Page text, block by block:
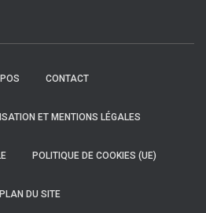
CONTACT
ET MENTIONS LÉGALES
POLITIQUE DE COOKIES (UE)
PLAN DU SITE